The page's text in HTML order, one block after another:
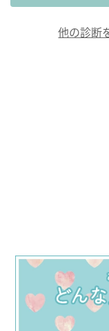
他の診断